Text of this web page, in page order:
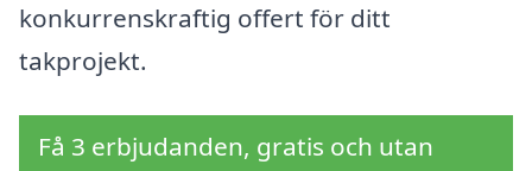
konkurrenskraftig offert för ditt
takprojekt.
Få 3 erbjudanden, gratis och utan